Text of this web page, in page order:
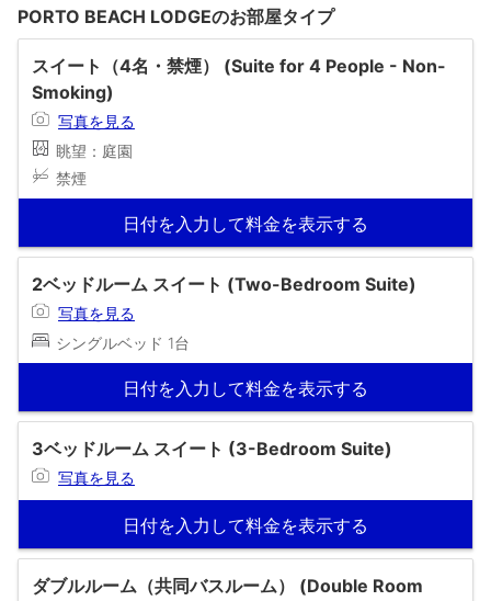
PORTO BEACH LODGEのお部屋タイプ
スイート（4名・禁煙） (Suite for 4 People - Non-
Smoking)
写真を見る
眺望：庭園
禁煙
日付を入力して料金を表示する
2ベッドルーム スイート (Two-Bedroom Suite)
写真を見る
シングルベッド 1台
日付を入力して料金を表示する
3ベッドルーム スイート (3-Bedroom Suite)
写真を見る
日付を入力して料金を表示する
ダブルルーム（共同バスルーム） (Double Room